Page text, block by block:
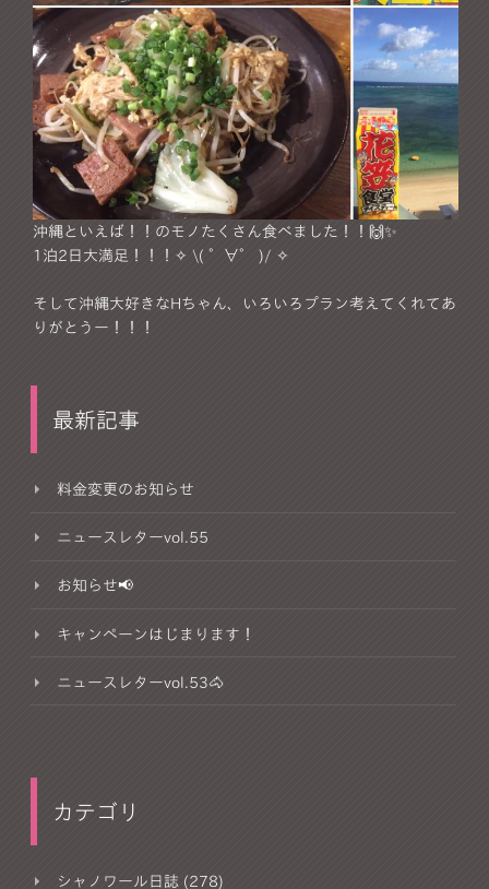
沖縄といえば！！のモノたくさん食べました！！🙌✨
1泊2日大満足！！！✧ \( °∀° )/ ✧
そして沖縄大好きなHちゃん、いろいろプラン考えてくれてあ
りがとうー！！！
最新記事
料金変更のお知らせ
ニュースレターvol.55
お知らせ📢
キャンペーンはじまります！
ニュースレターvol.53🐴
カテゴリ
シャノワール日誌 (278)